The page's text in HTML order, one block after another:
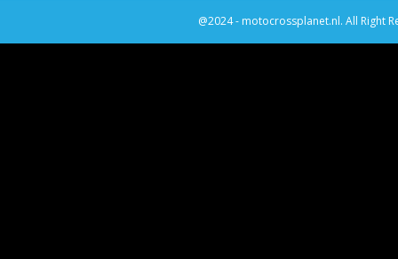
@2024 - motocrossplanet.nl. All Right